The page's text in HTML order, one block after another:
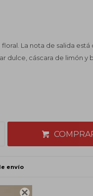

La nota de salida
dulce, cáscara de limón y
envío